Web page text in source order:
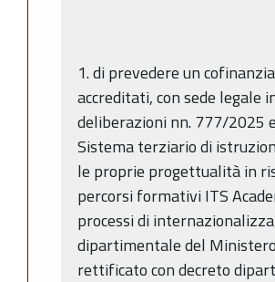
1. di prevedere un
accreditati, con sede legale
deliberazioni nn. 777/2025
Sistema terziario di
le proprie progettualità in
percorsi formativi ITS
processi di
dipartimentale del
rettificato con decreto